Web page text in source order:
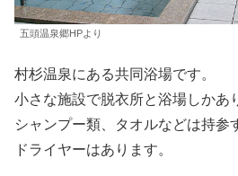
五頭温泉郷HPより
村杉温泉にある共同浴場です。
小さな施設で脱衣所と浴場しかあ
シャンプー類、タオルなどは持参
ドライヤーはあります。